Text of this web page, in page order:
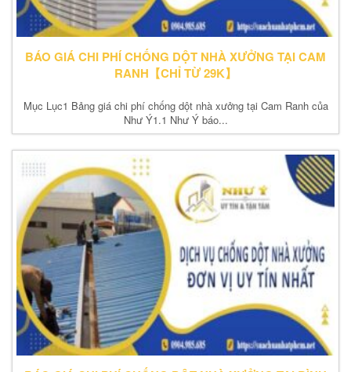
BÁO GIÁ CHI PHÍ CHỐNG DỘT NHÀ XƯỞNG TẠI CAM
RANH【CHỈ TỪ 29K】
Mục Lục1 Bảng giá chi phí chống dột nhà xưởng tại Cam Ranh của
Như Ý1.1 Như Ý báo...